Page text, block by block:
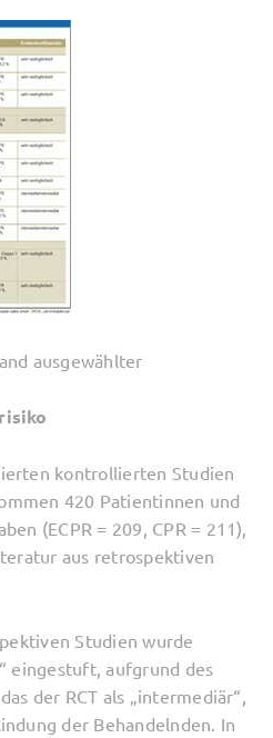
ausgewählter
kontrollierten Studien
420 Patientinnen und
(ECPR = 209, CPR = 211),
aus retrospektiven
Studien wurde
eingestuft, aufgrund des
der RCT als „intermediär“,
der Behandelnden. In